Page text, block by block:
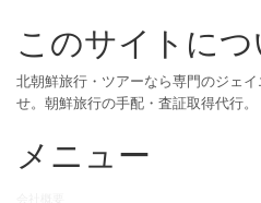
このサイトにつ
北朝鮮旅行・ツアーなら専門のジェ
せ。朝鮮旅行の手配・査証取得代行。
メニュー